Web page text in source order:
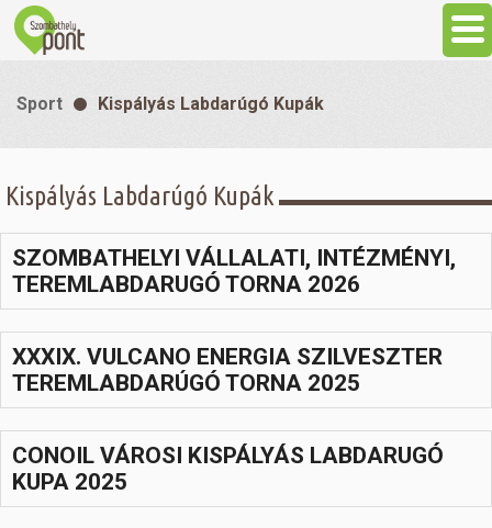
Látnivalók
Gasztronómia
Szállás
Sport
Szabadidő
Sport Kispályás Labdarúgó Kupák
Kispályás Labdarúgó Kupák
SZOMBATHELYI VÁLLALATI, INTÉZMÉNYI,
TEREMLABDARUGÓ TORNA 2026
XXXIX. VULCANO ENERGIA SZILVESZTER
TEREMLABDARÚGÓ TORNA 2025
CONOIL VÁROSI KISPÁLYÁS LABDARUGÓ
KUPA 2025